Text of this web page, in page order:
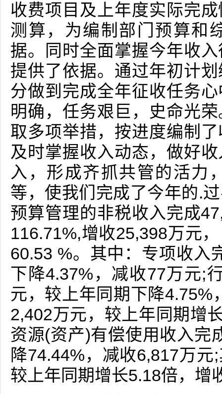
收费项目及上年度实际完
测算，为编制部门预算和
据。同时全面掌握今年收
提供了依据。通过年初计
分做到完成全年征收任务
明确，任务艰巨，史命光
取多项举措，按进度编制
及时掌握收入动态，做好
入，形成齐抓共管的活力
等，使我们完成了今年的.
预算管理的非税收入完成
116.71%,增收25,398万元
60.53 %。其中：专项收入
下降4.37%，减收77万元;
元，较上年同期下降
2,402万元，较上年同期增
资源(资产)有偿使用收入完
降74.44%，减收6,817万
较上年同期增长5.18倍，增